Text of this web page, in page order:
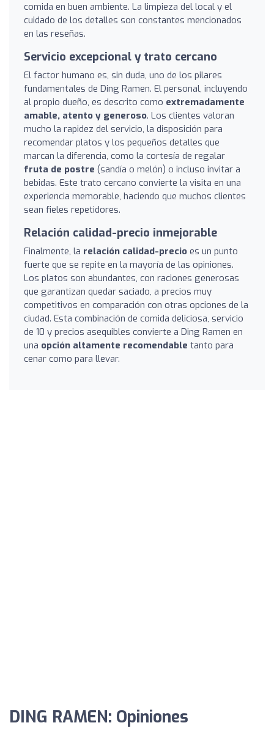
comida en buen ambiente. La limpieza del local y el
cuidado de los detalles son constantes mencionados
en las reseñas.
Servicio excepcional y trato cercano
El factor humano es, sin duda, uno de los pilares
fundamentales de Ding Ramen. El personal, incluyendo
al propio dueño, es descrito como extremadamente
amable, atento y generoso. Los clientes valoran
mucho la rapidez del servicio, la disposición para
recomendar platos y los pequeños detalles que
marcan la diferencia, como la cortesía de regalar
fruta de postre (sandía o melón) o incluso invitar a
bebidas. Este trato cercano convierte la visita en una
experiencia memorable, haciendo que muchos clientes
sean fieles repetidores.
Relación calidad-precio inmejorable
Finalmente, la relación calidad-precio es un punto
fuerte que se repite en la mayoría de las opiniones.
Los platos son abundantes, con raciones generosas
que garantizan quedar saciado, a precios muy
competitivos en comparación con otras opciones de la
ciudad. Esta combinación de comida deliciosa, servicio
de 10 y precios asequibles convierte a Ding Ramen en
una opción altamente recomendable tanto para
cenar como para llevar.
DING RAMEN: Opiniones